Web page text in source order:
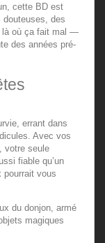
cette BD est
douteuses, des
là où ça fait mal —
des années pré-
errant dans
Avec vos
votre seule
fiable qu’un
pourrait vous
du donjon, armé
magiques